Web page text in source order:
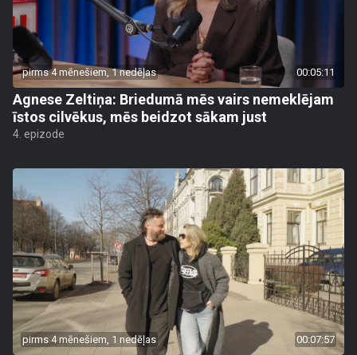
pirms 4 mēnešiem, 1 nedēļas 00:05:11
Agnese Zeltiņa: Briedumā mēs vairs nemeklējam
īstos cilvēkus, mēs beidzot sākam just
4. epizode
pirms 4 mēnešiem, 1 nedēļas 00:07:57